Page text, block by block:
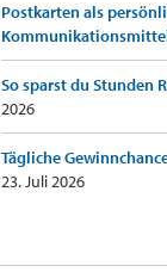
Postkarten als
So sparst du Stunden
2026
Tägliche
23. Juli 2026